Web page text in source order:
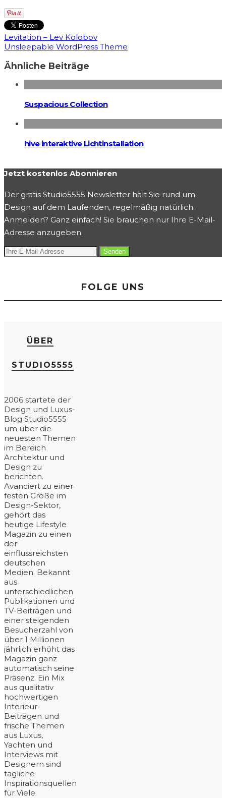
Levitation – Lev Kolobov
Unsleepable WordPress Theme
Ähnliche Beiträge
Suspacious Collection
hive interaktive Lichtinstallation
Jetzt kostenlos Abonnieren
Der gratis Studio5555 Newsletter hält Sie rund um
Design auf dem Laufenden, regelmäßig natürlich.
Anmelden? Ganz einfach! Sie brauchen nur Ihre E-Mail-
Adresse anzugeben.
FOLGE UNS
ÜBER
STUDIO5555
2006 startete der
Design und Luxus-
Blog Studio5555
um über die
neuesten Themen
im Bereich
Architektur und
Design zu
berichten.
Avanciert zu einer
festen Größe im
Design-Sektor,
gehört das
heutige Lifestyle
Magazin zu einen
der
einflussreichsten
deutschen
Medien. Bekannt
aus
unterschiedlichen
Publikationen und
TV-Beiträgen und
einer steigenden
Besucherzahl von
über 1 Millionen
jährlich erhöht das
Magazin ganz
automatisch seine
Präsenz. Ein Mix
aus qualitativ
hochwertigen
Interieur-
Beiträgen und
frische Themen
aus Luxus,
Yachten und
Interviews mit
Designern sind
tägliche
Inspirationsquellen
für Viele.